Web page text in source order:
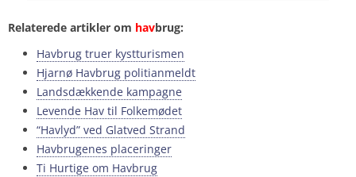
Relaterede artikler om havbrug:
Havbrug truer kystturismen
Hjarnø Havbrug politianmeldt
Landsdækkende kampagne
Levende Hav til Folkemødet
“Havlyd” ved Glatved Strand
Havbrugenes placeringer
Ti Hurtige om Havbrug